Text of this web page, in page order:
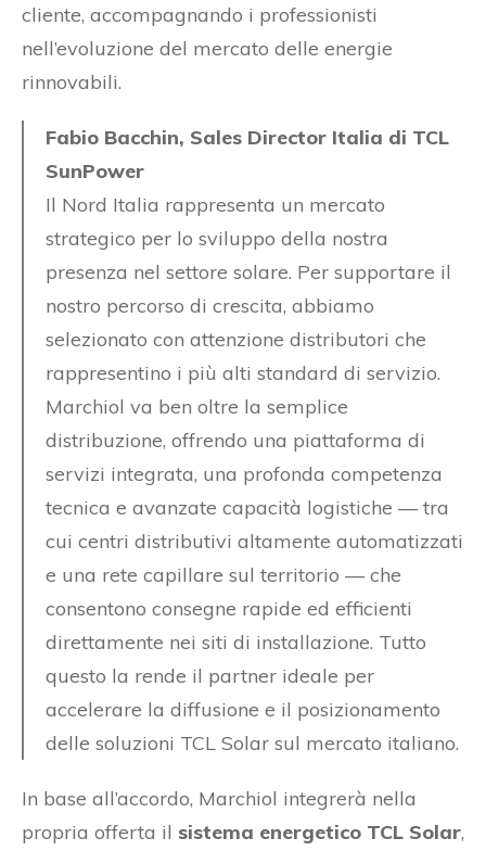
cliente, accompagnando i professionisti
nell’evoluzione del mercato delle energie
rinnovabili.
Fabio Bacchin, Sales Director Italia di TCL
SunPower
Il Nord Italia rappresenta un mercato
strategico per lo sviluppo della nostra
presenza nel settore solare. Per supportare il
nostro percorso di crescita, abbiamo
selezionato con attenzione distributori che
rappresentino i più alti standard di servizio.
Marchiol va ben oltre la semplice
distribuzione, offrendo una piattaforma di
servizi integrata, una profonda competenza
tecnica e avanzate capacità logistiche — tra
cui centri distributivi altamente automatizzati
e una rete capillare sul territorio — che
consentono consegne rapide ed efficienti
direttamente nei siti di installazione. Tutto
questo la rende il partner ideale per
accelerare la diffusione e il posizionamento
delle soluzioni TCL Solar sul mercato italiano.
In base all’accordo, Marchiol integrerà nella
propria offerta il sistema energetico TCL Solar,